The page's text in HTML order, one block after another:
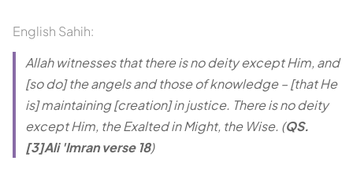
English Sahih:
Allah witnesses that there is no deity except Him, and
[so do] the angels and those of knowledge – [that He
is] maintaining [creation] in justice. There is no deity
except Him, the Exalted in Might, the Wise. (QS.
[3]Ali 'Imran verse 18)